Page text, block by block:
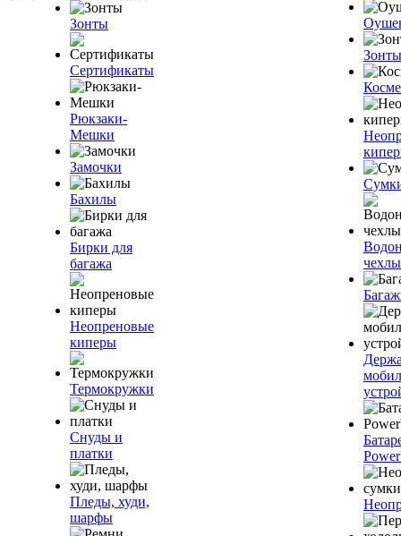
Зонты
Сертификаты
Рюкзаки-
Мешки
Замочки
Бахилы
Бирки для
багажа
Неопреновые
киперы
Термокружки
Снуды и
платки
Пледы, худи,
шарфы
Зонты